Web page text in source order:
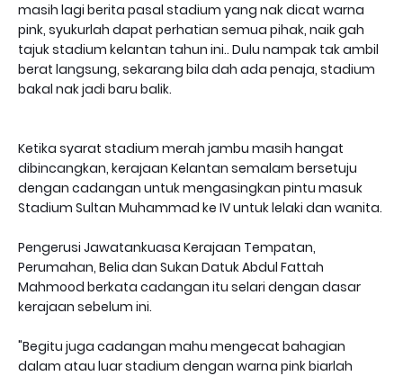
masih lagi berita pasal stadium yang nak dicat warna
pink, syukurlah dapat perhatian semua pihak, naik gah
tajuk stadium kelantan tahun ini.. Dulu nampak tak ambil
berat langsung, sekarang bila dah ada penaja, stadium
bakal nak jadi baru balik.
Ketika syarat stadium merah jambu masih hangat
dibincangkan, kerajaan Kelantan semalam bersetuju
dengan cadangan untuk mengasingkan pintu masuk
Stadium Sultan Muhammad ke IV untuk lelaki dan wanita.
Pengerusi Jawatankuasa Kerajaan Tempatan,
Perumahan, Belia dan Sukan Datuk Abdul Fattah
Mahmood berkata cadangan itu selari dengan dasar
kerajaan sebelum ini.
"Begitu juga cadangan mahu mengecat bahagian
dalam atau luar stadium dengan warna pink biarlah